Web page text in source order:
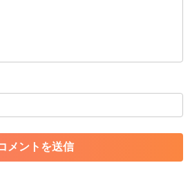
再び投稿すること
金銭が絡む内容の投稿
含む内容の投稿
切と判断した投稿